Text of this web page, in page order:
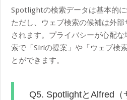
Spotlightの検索データは基本的に
ただし、ウェブ検索の候補は外
されます。プライバシーが心配
索で「Siriの提案」や「ウェブ検
とができます。
Q5. SpotlightとAlfred